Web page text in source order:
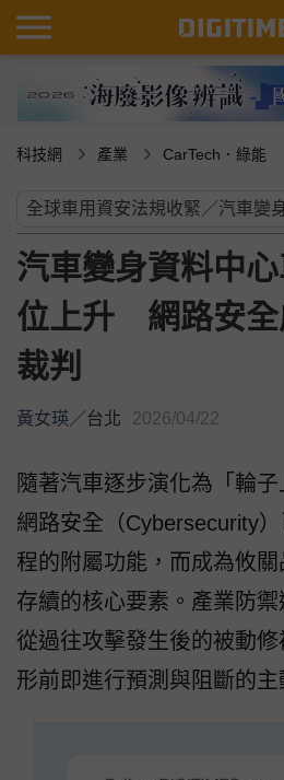
科技網 產業 CarTech．綠能
汽車變身資料中
位上升 網路安全
裁判
黃女瑛／台北 2026/04/22
隨著汽車逐步演化為「輪子
網路安全（Cybersecurity
程的附屬功能，而成為攸
存續的核心要素。產業防禦
從過往攻擊發生後的被動
形前即進行預測與阻斷的主